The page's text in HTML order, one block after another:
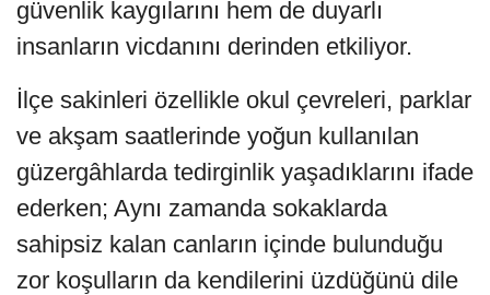
güvenlik kaygılarını hem de duyarlı
insanların vicdanını derinden etkiliyor.
İlçe sakinleri özellikle okul çevreleri, parklar
ve akşam saatlerinde yoğun kullanılan
güzergâhlarda tedirginlik yaşadıklarını ifade
ederken; Aynı zamanda sokaklarda
sahipsiz kalan canların içinde bulunduğu
zor koşulların da kendilerini üzdüğünü dile